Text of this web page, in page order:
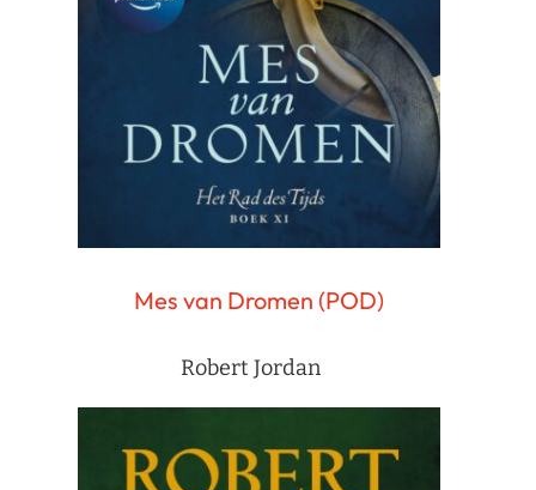
Mes van Dromen (POD)
Robert Jordan